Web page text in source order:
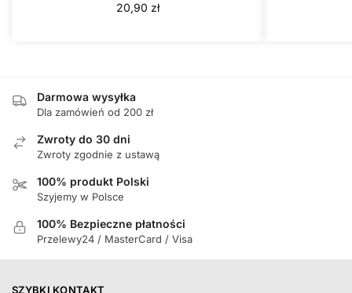
20,90 zł
Darmowa wysyłka
Dla zamówień od 200 zł
Zwroty do 30 dni
Zwroty zgodnie z ustawą
100% produkt Polski
Szyjemy w Polsce
100% Bezpieczne płatności
Przelewy24 / MasterCard / Visa
SZYBKI KONTAKT